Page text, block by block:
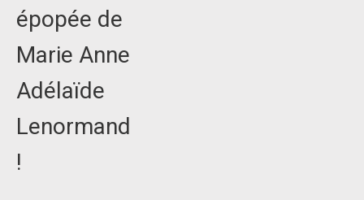
épopée de
Marie Anne
Adélaïde
Lenormand
!